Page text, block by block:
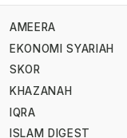
AMEERA
EKONOMI SYARIAH
SKOR
KHAZANAH
IQRA
ISLAM DIGEST